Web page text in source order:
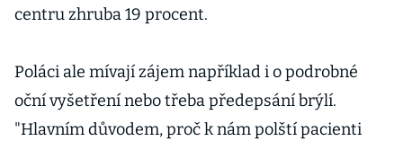
centru zhruba 19 procent.
Poláci ale mívají zájem například i o podrobné
oční vyšetření nebo třeba předepsání brýlí.
"Hlavním důvodem, proč k nám polští pacienti